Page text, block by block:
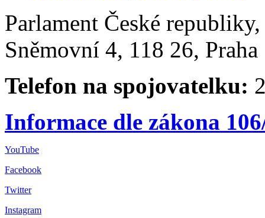
Parlament České
Sněmovní 4, 118 26,
Telefon na spojovatelku:
Informace dle zákona
YouTube
Facebook
Twitter
Instagram